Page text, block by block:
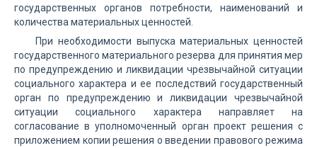
государственных органов потребности, наименований и
количества материальных ценностей.
При необходимости выпуска материальных ценностей
государственного материального резерва для принятия мер
по предупреждению и ликвидации чрезвычайной ситуации
социального характера и ее последствий государственный
орган по предупреждению и ликвидации чрезвычайной
ситуации социального характера направляет на
согласование в уполномоченный орган проект решения с
приложением копии решения о введении правового режима